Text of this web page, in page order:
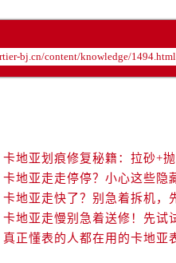
卡地亚划痕修复秘籍：拉砂+
卡地亚走走停停？小心这些隐
卡地亚走快了？别急着拆机，
卡地亚走慢别急着送修！先试
真正懂表的人都在用的卡地亚